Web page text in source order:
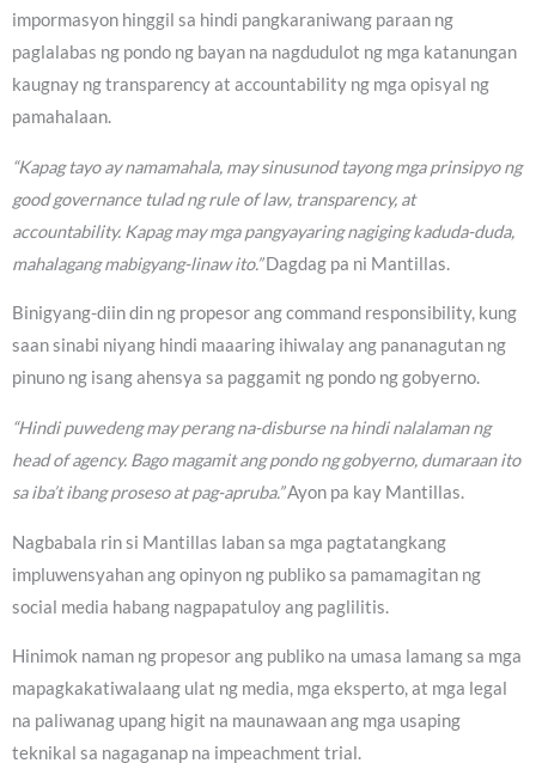
impormasyon hinggil sa hindi pangkaraniwang paraan ng
paglalabas ng pondo ng bayan na nagdudulot ng mga katanungan
kaugnay ng transparency at accountability ng mga opisyal ng
pamahalaan.
“Kapag tayo ay namamahala, may sinusunod tayong mga prinsipyo ng
good governance tulad ng rule of law, transparency, at
accountability. Kapag may mga pangyayaring nagiging kaduda-duda,
mahalagang mabigyang-linaw ito.”Dagdag pa ni Mantillas.
Binigyang-diin din ng propesor ang command responsibility, kung
saan sinabi niyang hindi maaaring ihiwalay ang pananagutan ng
pinuno ng isang ahensya sa paggamit ng pondo ng gobyerno.
“Hindi puwedeng may perang na-disburse na hindi nalalaman ng
head of agency. Bago magamit ang pondo ng gobyerno, dumaraan ito
sa iba’t ibang proseso at pag-apruba.”Ayon pa kay Mantillas.
Nagbabala rin si Mantillas laban sa mga pagtatangkang
impluwensyahan ang opinyon ng publiko sa pamamagitan ng
social media habang nagpapatuloy ang paglilitis.
Hinimok naman ng propesor ang publiko na umasa lamang sa mga
mapagkakatiwalaang ulat ng media, mga eksperto, at mga legal
na paliwanag upang higit na maunawaan ang mga usaping
teknikal sa nagaganap na impeachment trial.